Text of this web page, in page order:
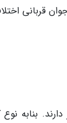
قربانی
بنابه